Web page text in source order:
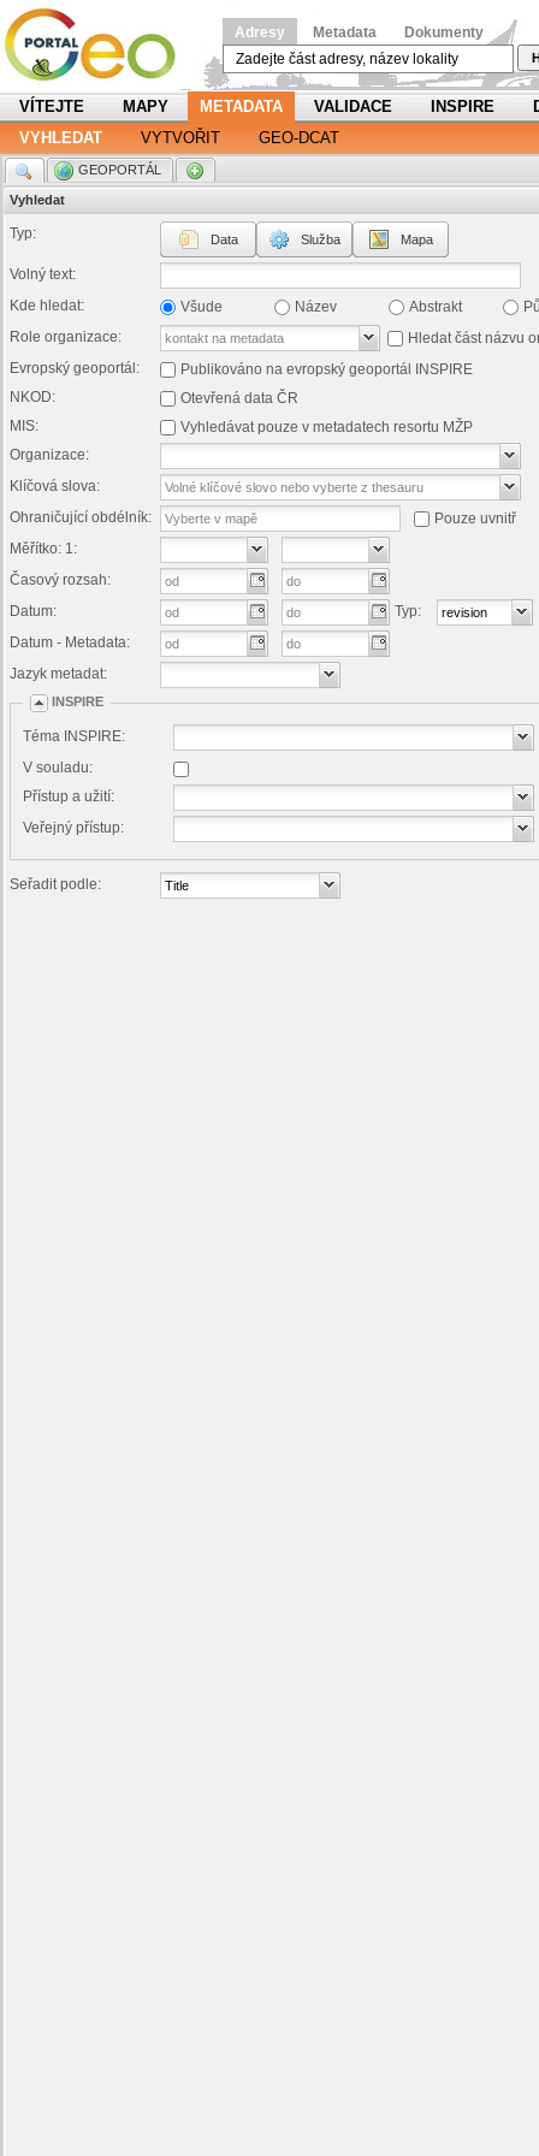
Adresy Metadata Dokumenty
VÍTEJTE MAPY METADATA VALIDACE INSPIRE
VYHLEDAT
VYTVOŘIT GEO-DCAT
GEOPORTÁL
Vyhledat
Typ: Data Služba Mapa
Volný text:
Kde hledat:
Všude Název Abstrakt
Role organizace:
Hledat část názvu
Evropský geoportál:
Publikováno na evropský geoportál INSPIRE
NKOD:
Otevřená data ČR
MIS:
Vyhledávat pouze v metadatech resortu MŽP
Organizace:
Klíčová slova:
Ohraničující obdélník:
Pouze uvnitř
Měřítko: 1:
Časový rozsah:
Datum:
Datum - Metadata:
Typ:
Jazyk metadat:
INSPIRE
Téma INSPIRE:
V souladu:
Přístup a užití:
Veřejný přístup:
Seřadit podle: